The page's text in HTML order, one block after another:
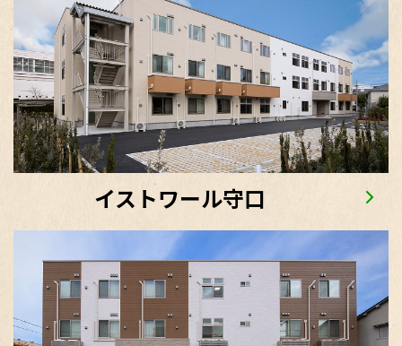
イストワール守口